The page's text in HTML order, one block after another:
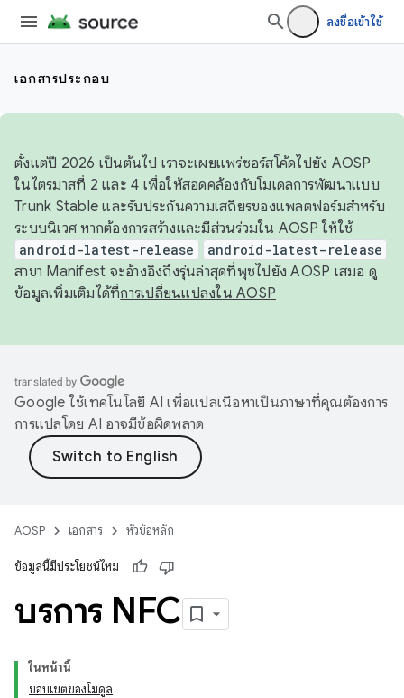
ลงชื่อเข้าใช้
เอกสารประกอบ
ตั้งแต่ปี 2026 เป็นต้นไป เราจะเผยแพร่ซอร์สโค้ดไปยัง AOSP
ในไตรมาสที่ 2 และ 4 เพื่อให้สอดคล้องกับโมเดลการพัฒนาแบบ
Trunk Stable และรับประกันความเสถียรของแพลตฟอร์มสำหรับ
ระบบนิเวศ หากต้องการสร้างและมีส่วนร่วมใน AOSP ให้ใช้
android-latest-release android-latest-release
สาขา Manifest จะอ้างอิงถึงรุ่นล่าสุดที่พุชไปยัง AOSP เสมอ ดู
ข้อมูลเพิ่มเติมได้ที่การเปลี่ยนแปลงใน AOSP
Google ใช้เทคโนโลยี AI เพื่อแปลเนื้อหาเป็นภาษาที่คุณต้องการ
การแปลโดย AI อาจมีข้อผิดพลาด
AOSP เอกสาร หัวข้อหลัก
ข้อมูลนี้มีประโยชน์ไหม
บริการ NFC
ในหน้านี้
ขอบเขตของโมดูล